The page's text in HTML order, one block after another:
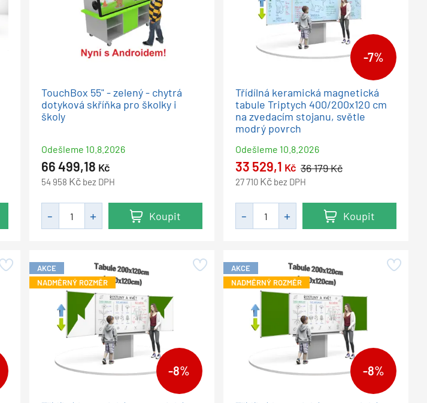
TouchBox 55" - zelený - chytrá
dotyková skříňka pro školky i
školy
Odešleme 10.8.2026
66 499,18 Kč
54 958 Kč bez DPH
Koupit
-7%
Třídílná keramická magnetická
tabule Triptych 400/200x120 cm
na zvedacím stojanu, světle
modrý povrch
Odešleme 10.8.2026
33 529,1 Kč 36 179Kč
27 710 Kč bez DPH
Koupit
AKCE
NADMĚRNÝ ROZMĚR
-8%
AKCE
NADMĚRNÝ ROZMĚR
-8%